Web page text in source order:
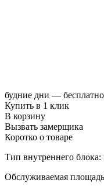
будние дни — бесплатно
Купить в 1 клик
В корзину
Вызвать замерщика
Коротко о товаре
Тип внутреннего блока:
Обслуживаемая